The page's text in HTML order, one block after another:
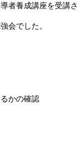
者養成講座を受講さ
会でした。
かの確認